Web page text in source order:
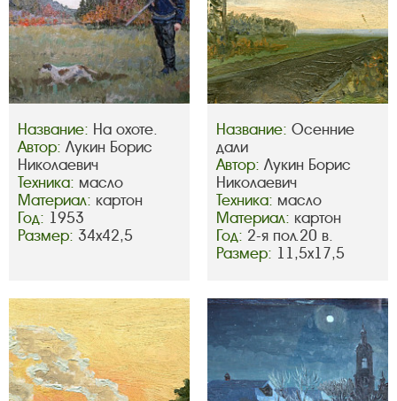
Название: На охоте.
Автор: Лукин Борис
Николаевич
Техника: масло
Материал: картон
Год: 1953
Размер: 34х42,5
Название: Осенние
дали
Автор: Лукин Борис
Николаевич
Техника: масло
Материал: картон
Год: 2-я пол.20 в.
Размер: 11,5х17,5